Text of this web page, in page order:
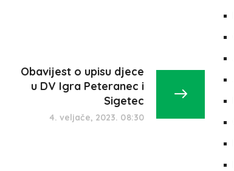
Obavijest o upisu djece
u DV Igra Peteranec i
Sigetec
4. veljače, 2023. 08:30